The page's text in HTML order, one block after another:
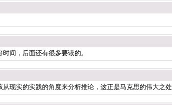
间，后面还有很多要读的。
现实的实践的角度来分析推论，这正是马克思的伟大之处